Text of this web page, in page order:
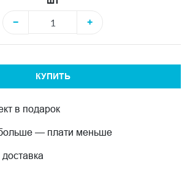
−
+
КУПИТЬ
в подарок
— плати меньше